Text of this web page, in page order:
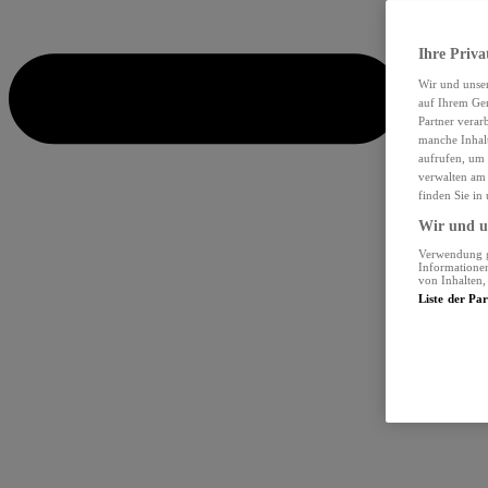
Ihre
Wir und
auf Ihrem
Partner
manche
aufrufen, um
verwalten
finden Sie in
Wir und
Verwendung
von Inhalten,
Liste der